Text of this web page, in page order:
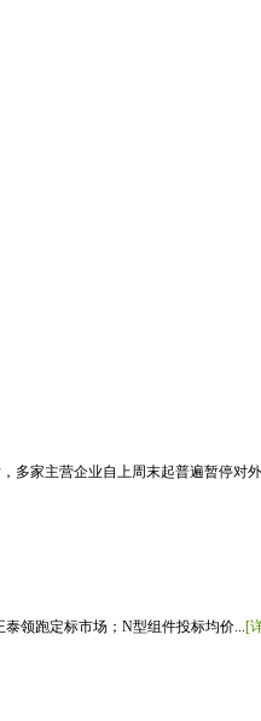
多家主营企业自上周末起普遍暂停对
领跑定标市场；N型组件投标均价... [